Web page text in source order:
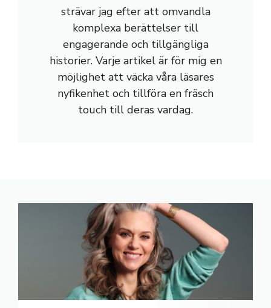
strävar jag efter att omvandla
komplexa berättelser till
engagerande och tillgängliga
historier. Varje artikel är för mig en
möjlighet att väcka våra läsares
nyfikenhet och tillföra en fräsch
touch till deras vardag.